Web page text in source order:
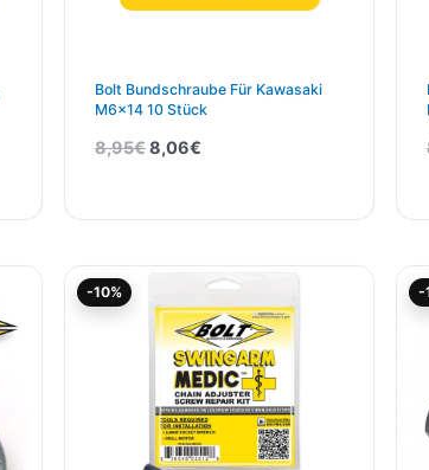
Bolt Bundschraube Für Kawasaki
M6x14 10 Stück
8,95€8,06€
-10%
Ursprünglicher
war:
24,95€
Aktueller
ist:
22,46€.
-